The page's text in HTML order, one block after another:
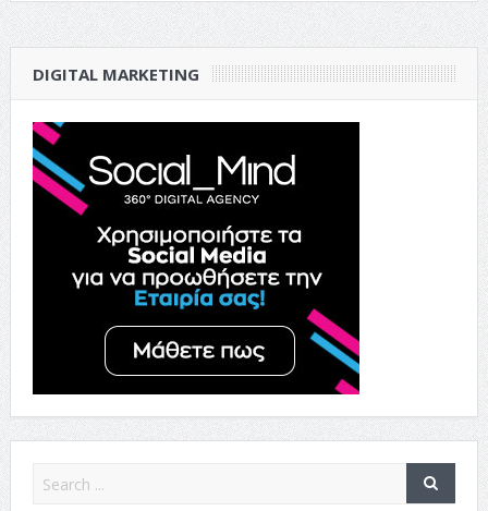
DIGITAL MARKETING